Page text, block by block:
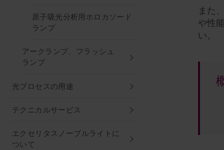
原子吸光分析用ホロカソード
ランプ
アークランプ、フラッシュ
ランプ
光プロセスの用途
テクニカルサービス
エクセリタスノーブルライトに
ついて
また
や性
い。